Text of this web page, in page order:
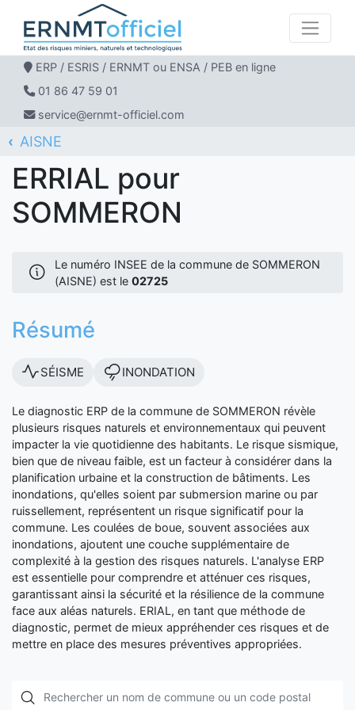
ERP / ESRIS / ERNMT ou ENSA / PEB en ligne
01 86 47 59 01
service@ernmt-officiel.com
ERNMT Officiel
ERRIAL
AISNE
SOMMERON
ERRIAL pour
SOMMERON
Le numéro INSEE de la commune de SOMMERON
(AISNE) est le 02725
Résumé
SÉISME INONDATION
Le diagnostic ERP de la commune de SOMMERON révèle
plusieurs risques naturels et environnementaux qui peuvent
impacter la vie quotidienne des habitants. Le risque sismique,
bien que de niveau faible, est un facteur à considérer dans la
planification urbaine et la construction de bâtiments. Les
inondations, qu'elles soient par submersion marine ou par
ruissellement, représentent un risque significatif pour la
commune. Les coulées de boue, souvent associées aux
inondations, ajoutent une couche supplémentaire de
complexité à la gestion des risques naturels. L'analyse ERP
est essentielle pour comprendre et atténuer ces risques,
garantissant ainsi la sécurité et la résilience de la commune
face aux aléas naturels. ERIAL, en tant que méthode de
diagnostic, permet de mieux appréhender ces risques et de
mettre en place des mesures préventives appropriées.